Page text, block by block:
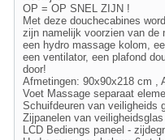
OP = OP SNEL ZIJN !
Met deze douchecabines
zijn namelijk voorzien van de
een hydro massage kolom,
een ventilator, een plafond
door!
Afmetingen: 90x90x218 cm ,
Voet Massage separaat
Schuifdeuren van veiligheids
Zijpanelen van
LCD Bediengs paneel -